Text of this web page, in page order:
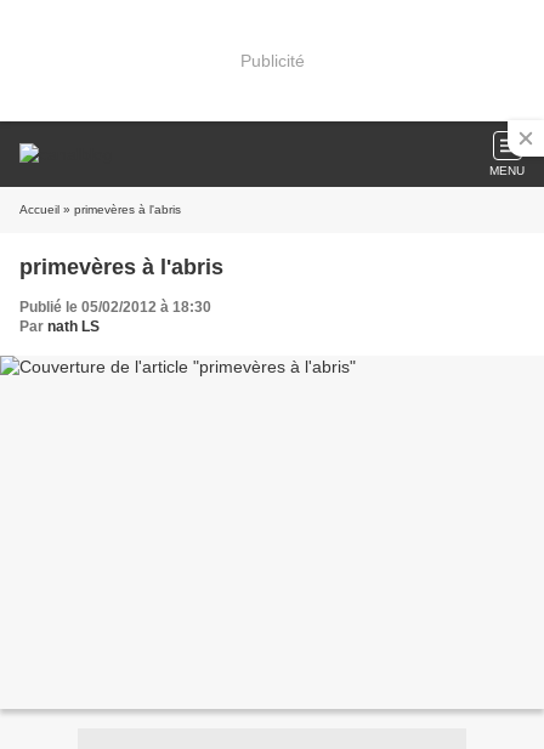
Publicité
MENU
Accueil » primevères à l'abris
primevères à l'abris
Publié le 05/02/2012 à 18:30
Par nath LS